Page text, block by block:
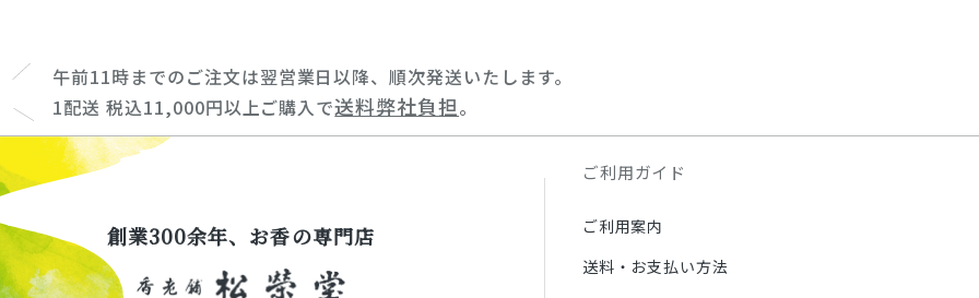
午前11時までのご注文は翌営業日以降、順次発送いたします。
1配送 税込11,000円以上ご購入で送料弊社負担。
創業300余年、お香の専門店
ご利用ガイド
ご利用案内
送料・お支払い方法